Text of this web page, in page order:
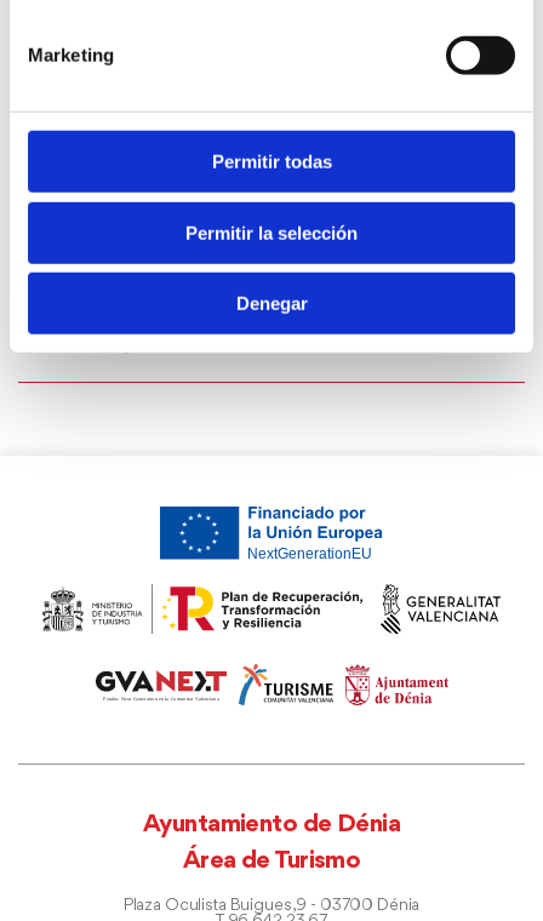
Marketing
Permitir todas
Permitir la selección
Denegar
Información
¿Por qué practicar ecoturismo en Dénia?
Ayuntamiento de Dénia
Área de Turismo
Plaza Oculista Buigues, 9 - 03700 Dénia